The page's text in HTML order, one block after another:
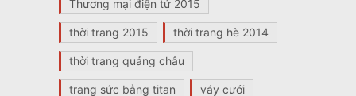
Thương mại điện tử 2015
thời trang 2015 thời trang hè 2014
thời trang quảng châu
trang sức bằng titan váy cưới